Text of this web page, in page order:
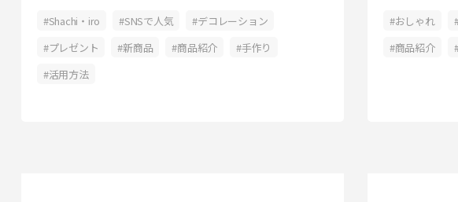
Shachi・iro SNSで人気
デコレーション
プレゼント
新商品 商品紹介
手作り
活用方法
おしゃれ
商品紹介